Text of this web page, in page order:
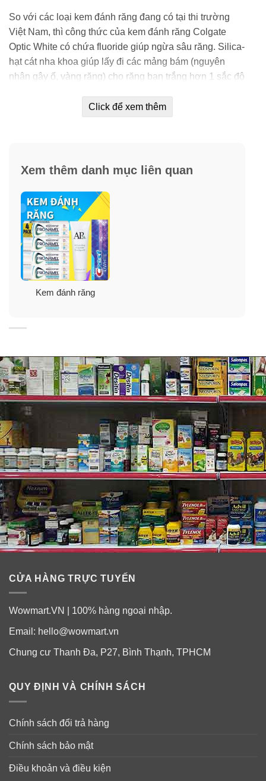
So với các loại kem đánh răng đang có tại thi trường
Việt Nam, thì công thức của kem đánh răng Colgate
Optic White có chứa fluoride giúp ngừa sâu răng. Silica-
hạt cát nha khoa giúp lấy đi các mảng bám (nguyên
nhân gây ố, vàng răng) cho răng bạn trắng hơn 1 sắc độ
White Colgate sẽ đem đến cho bạn hàm răng trẳng và
White lên bàn chải đánh răng lông mềm mỗi lần sử
dụng. Đánh răng ít nhất 3 phút/ lần, 2 lần/ ngày (sáng và
tối), hoặc sau mỗi bữa ăn, hoặc theo hướng dẫn của
nha sĩ. Bảo quản sản phẩm ở nơi râm mát, tránh tiếp
xúc sản phẩm trực tiếp với ánh sáng mặt trời. Khi sử
dụng cho trẻ em dưới 6 tuổi, chỉ lấy lượng kem bằng hạt
đậu nhỏ.
THÔNG TIN SẢN PHẨM
Công thức đặc biệt với các thành phần làm trắng răng
Hiệu quả nhận thấy được sau 1 tuần
Click để xem thêm
Xem thêm danh mục liên quan
Kem đánh răng
CỬA HÀNG TRỰC TUYẾN
Wowmart.VN | 100% hàng ngoại nhập.
Email: hello@wowmart.vn
Chung cư Thanh Đa, P27, Bình Thạnh, TPHCM
QUY ĐỊNH VÀ CHÍNH SÁCH
Chính sách đổi trả hàng
Chính sách bảo mật
Điều khoản và điều kiện